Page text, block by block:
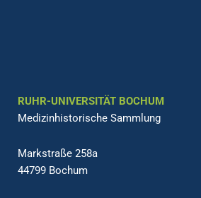
RUHR-UNIVERSITÄT BOCHUM
Medizinhistorische Sammlung
Markstraße 258a
44799 Bochum